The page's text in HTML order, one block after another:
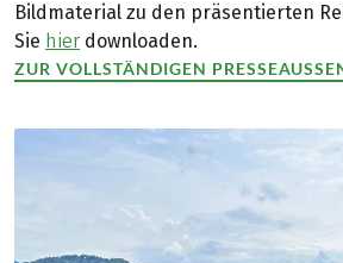
Bildmaterial zu den präsentierten
Sie hier downloaden.
ZUR VOLLSTÄNDIGEN